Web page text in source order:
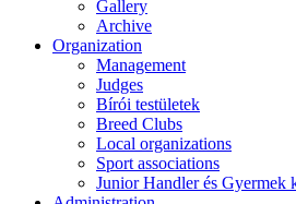
Gallery
Archive
Organization
Management
Judges
Bírói testületek
Breed Clubs
Local organizations
Sport associations
Junior Handler és Gyermek